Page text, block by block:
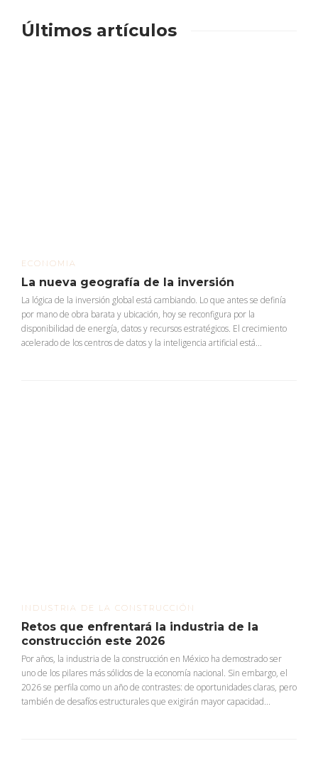
Últimos artículos
ECONOMIA
La nueva geografía de la inversión
La lógica de la inversión global está cambiando. Lo que antes se definía
por mano de obra barata y ubicación, hoy se reconfigura por la
disponibilidad de energía, datos y recursos estratégicos. El crecimiento
acelerado de los centros de datos y la inteligencia artificial está...
INDUSTRIA DE LA CONSTRUCCIÓN
Retos que enfrentará la industria de la
construcción este 2026
Por años, la industria de la construcción en México ha demostrado ser
uno de los pilares más sólidos de la economía nacional. Sin embargo, el
2026 se perfila como un año de contrastes: de oportunidades claras, pero
también de desafíos estructurales que exigirán mayor capacidad...